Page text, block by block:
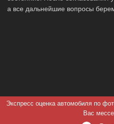
а все дальнейшие вопросы
Экспресс оценка автомобиля по
Вас